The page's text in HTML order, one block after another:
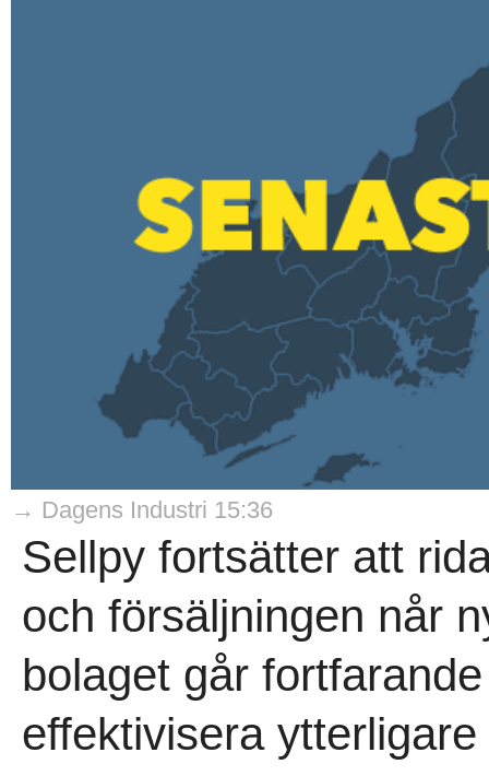
→ Dagens Industri 15:36
Sellpy fortsätter att
och försäljningen når
bolaget går
effektivisera